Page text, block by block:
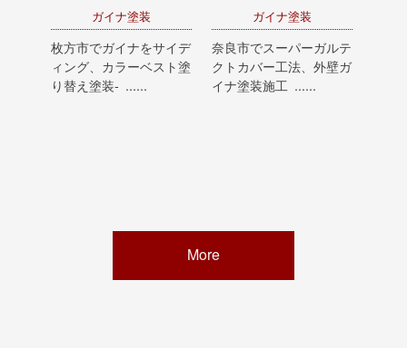
ガイナ塗装
枚方市でガイナをサイデ
ィング、カラーベスト塗
り替え塗装- ......
ガイナ塗装
奈良市でスーパーガルテ
クトカバー工法、外壁ガ
イナ塗装施工 ......
More